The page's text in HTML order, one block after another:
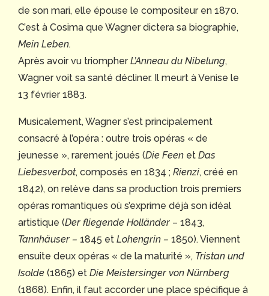
de son mari, elle épouse le compositeur en 1870.
C’est à Cosima que Wagner dictera sa biographie,
Mein Leben.
Après avoir vu triompherL’Anneau du Nibelung,
Wagner voit sa santé décliner. Il meurt à Venise le
13 février 1883.
Musicalement, Wagner s’est principalement
consacré à l’opéra : outre trois opéras « de
jeunesse », rarement joués (Die Feen et Das
Liebesverbot, composés en 1834 ; Rienzi, créé en
1842), on relève dans sa production trois premiers
opéras romantiques où s’exprime déjà son idéal
artistique (Der fliegende Holländer – 1843,
Tannhäuser – 1845 et Lohengrin – 1850). Viennent
ensuite deux opéras « de la maturité », Tristan und
Isolde (1865) et Die Meistersinger von Nürnberg
(1868). Enfin, il faut accorder une place spécifique à